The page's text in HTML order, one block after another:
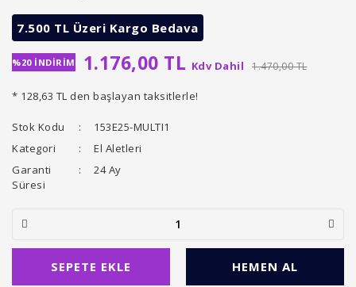
7.500 TL Üzeri Kargo Bedava
%20 İNDİRİM 1.176,00 TL Kdv Dahil 1.470,00 TL
* 128,63 TL den başlayan taksitlerle!
Stok Kodu
153E25-MULTI1
Kategori
El Aletleri
Garanti
Süresi
24 Ay
SEPETE EKLE HEMEN AL